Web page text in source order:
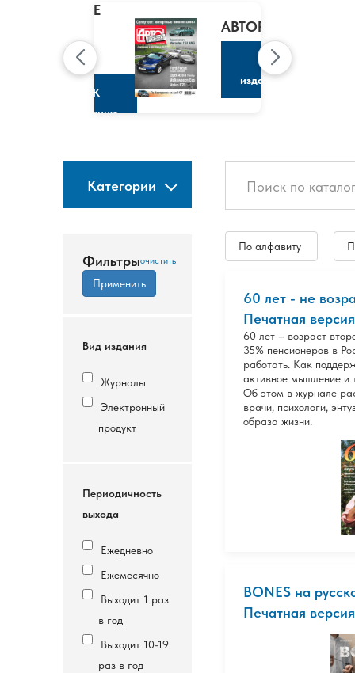
CLAIRE
МАРИ
КЛЭР
К
изданию
АВТОРЕВЮ
К
изданию
Категории
Фильтры
Вид издания
Журналы
Электронный
продукт
Периодичность
выхода
Ежедневно
Ежемесячно
Выходит 1 раз
в год
Выходит 10-19
раз в год
По алфавиту
60 лет - не
Печатная версия
60 лет – возраст
35% пенсионеров в
работать. Как
активное мышление и
Об этом в журнале
врачи, психологи,
образа жизни.
BONES на
Печатная версия